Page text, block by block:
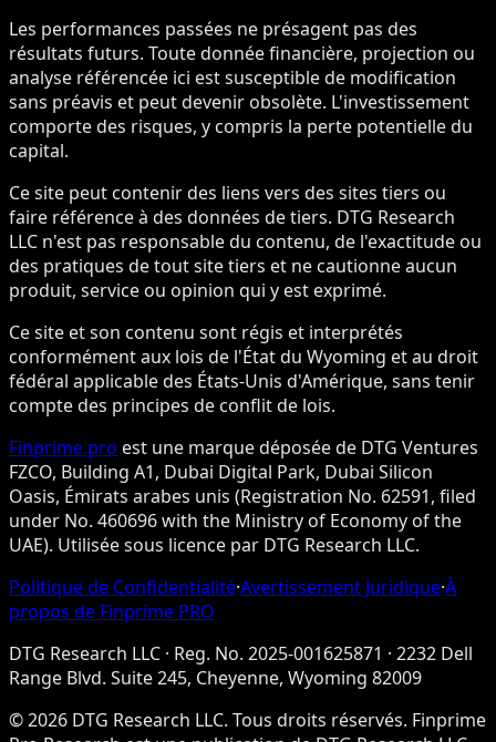
Les performances passées ne présagent pas des
résultats futurs. Toute donnée financière, projection ou
analyse référencée ici est susceptible de modification
sans préavis et peut devenir obsolète. L'investissement
comporte des risques, y compris la perte potentielle du
capital.
Ce site peut contenir des liens vers des sites tiers ou
faire référence à des données de tiers. DTG Research
LLC n'est pas responsable du contenu, de l'exactitude ou
des pratiques de tout site tiers et ne cautionne aucun
produit, service ou opinion qui y est exprimé.
Ce site et son contenu sont régis et interprétés
conformément aux lois de l'État du Wyoming et au droit
fédéral applicable des États-Unis d'Amérique, sans tenir
compte des principes de conflit de lois.
Finprime.pro est une marque déposée de DTG Ventures
FZCO, Building A1, Dubai Digital Park, Dubai Silicon
Oasis, Émirats arabes unis (Registration No. 62591, filed
under No. 460696 with the Ministry of Economy of the
UAE). Utilisée sous licence par DTG Research LLC.
Politique de Confidentialité·Avertissement Juridique·À
propos de Finprime PRO
DTG Research LLC · Reg. No. 2025-001625871 · 2232 Dell
Range Blvd. Suite 245, Cheyenne, Wyoming 82009
© 2026 DTG Research LLC. Tous droits réservés. Finprime